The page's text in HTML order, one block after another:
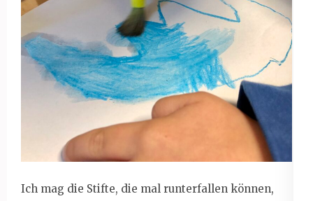
Ich mag die Stifte, die mal runterfallen können,